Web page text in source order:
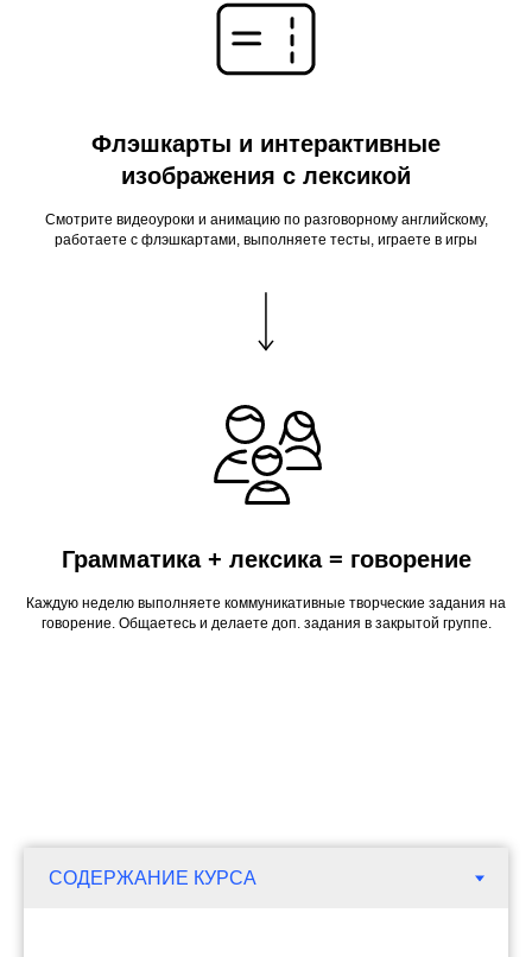
Флэшкарты и интерактивные
изображения с лексикой
Смотрите видеоуроки и анимацию по разговорному английскому,
работаете с флэшкартами, выполняете тесты, играете в игры
Грамматика + лексика = говорение
Каждую неделю выполняете коммуникативные творческие задания на
говорение. Общаетесь и делаете доп. задания в закрытой группе.